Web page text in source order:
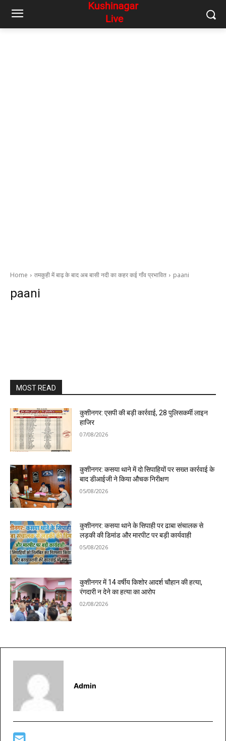
Home तमकुही में बाढ़ के बाद अब बासी नदी का कहर कई गाँव प्रभावित paani
paani
MOST READ
कुशीनगर: एसपी की बड़ी कार्रवाई, 28 पुलिसकर्मी लाइन
हाजिर
07/08/2026
कुशीनगर: कसया थाने में दो सिपाहियों पर सख्त कार्रवाई के
बाद डीआईजी ने किया औचक निरीक्षण
05/08/2026
कुशीनगर: कसया थाने के सिपाही पर ढाबा संचालक से
लड़की की डिमांड और मारपीट पर बड़ी कार्यवाही
05/08/2026
कुशीनगर में 14 वर्षीय किशोर आदर्श चौहान की हत्या,
रंगदारी न देने का हत्या का आरोप
02/08/2026
Admin